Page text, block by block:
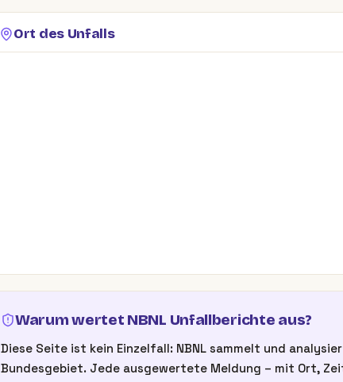
Ort des Unfalls
Warum wertet NBNL Unfallberichte aus?
Diese Seite ist kein Einzelfall: NBNL sammelt und
Bundesgebiet. Jede ausgewertete Meldung – mit Ort,